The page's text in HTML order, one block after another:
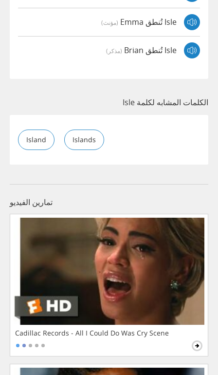
Isle تُنطق Emma (مؤنث)
Isle تُنطق Brian (مذكر)
الكلمات المشابه لكلمة Isle
Island Islands
تمارين الفيديو
Cadillac Records - All I Could Do Was Cry Scene